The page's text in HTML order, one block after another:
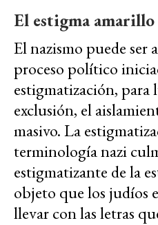
El estigma amarillo
El nazismo puede ser
proceso político
estigmatización, para
exclusión, el
masivo. La
terminología nazi
estigmatizante de la
objeto que los judíos
llevar con las letras